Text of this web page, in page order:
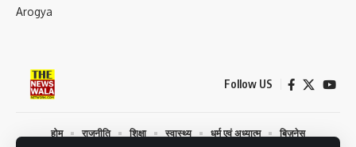
Arogya
Follow US
होम राजनीति शिक्षा स्वास्थ्य धर्म एवं अध्यात्म बिज़नेस